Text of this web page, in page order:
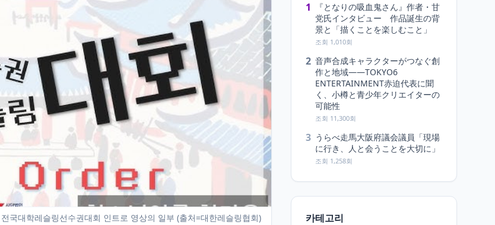
국대학레슬링선수권대회 인트로 영상의 일부 (출처=대한레슬링협회)
1
『となりの吸血鬼さん』作者・甘
党氏インタビュー 作品誕生の背
景と「描くことを楽しむこと」
조회 1,010회
2 音声合成キャラクターがつなぐ創
作と地域――TOKYO6
ENTERTAINMENT赤迫代表に聞
く、小樽と青少年クリエイターの
可能性
조회 11,300회
3 うらべ走馬大阪府議会議員「現場
に行き、人と会うことを大切に」
조회 1,258회
카테고리